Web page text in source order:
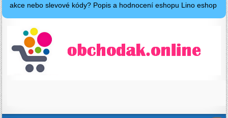
akce nebo slevové kódy? Popis a hodnocení eshopu Lino eshop